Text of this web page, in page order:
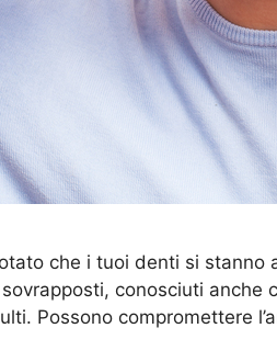
che i tuoi denti si stanno
conosciuti anche
Possono compromettere